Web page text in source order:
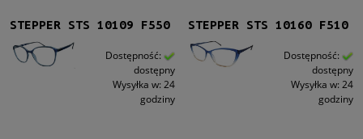
STEPPER STS 10109 F550
Dostępność:
dostępny
Wysyłka w: 24
godziny
STEPPER STS 10160 F510
Dostępność:
dostępny
Wysyłka w: 24
godziny